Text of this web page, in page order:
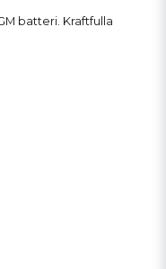
batteri. Kraftfulla